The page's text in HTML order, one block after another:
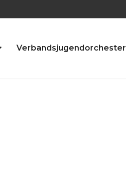
Verbandsjugendorchester